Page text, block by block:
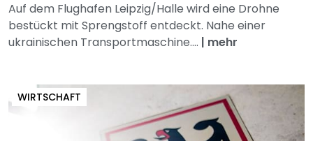
Auf dem Flughafen Leipzig/Halle wird eine Drohne
bestückt mit Sprengstoff entdeckt. Nahe einer
ukrainischen Transportmaschine.... | mehr
WIRTSCHAFT